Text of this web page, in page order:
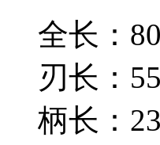
全长：
刃长：
柄长：